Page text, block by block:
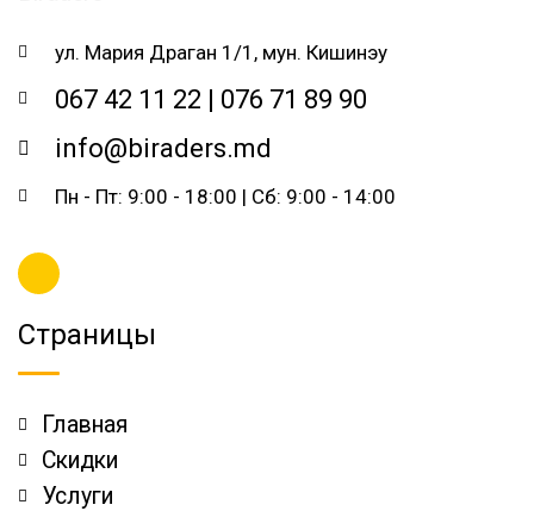
ул. Мария Драган 1/1, мун. Кишинэу
067 42 11 22 | 076 71 89 90
info@biraders.md
Пн - Пт: 9:00 - 18:00 | Сб: 9:00 - 14:00
Страницы
Главная
Скидки
Услуги